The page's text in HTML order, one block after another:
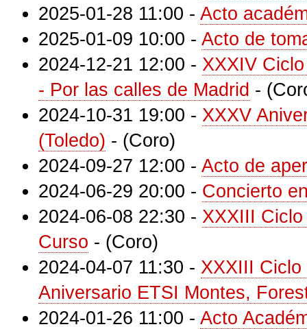
2025-01-28 11:00 - Acto
2025-01-09 10:00 - Acto de
2024-12-21 12:00 - XXXIV
- Por las calles de Madrid -
2024-10-31 19:00 - XXXV
(Toledo) - (Coro)
2024-09-27 12:00 - Acto de
2024-06-29 20:00 - Concierto
2024-06-08 22:30 - XXXIII
Curso - (Coro)
2024-04-07 11:30 - XXXIII Ciclo
Aniversario ETSI Montes,
2024-01-26 11:00 - Acto